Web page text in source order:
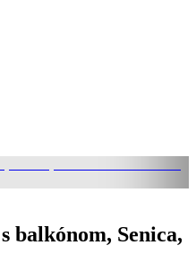
balkónom, Senica,